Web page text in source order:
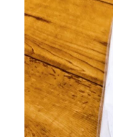
発送元の地
発送までの日
ブランド